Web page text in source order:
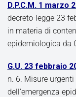
D.P.C.M. 1 marzo
decreto-legge 23
in materia di
epidemiologica da
G.U. 23 febbraio
n. 6. Misure
dell’emergenza